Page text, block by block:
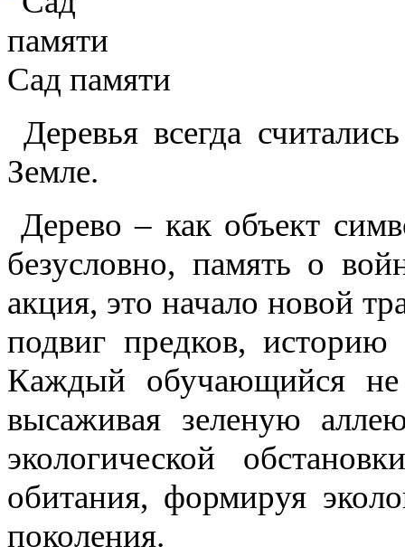
Сад памяти
Деревья всегда
Земле.
Дерево – как объект
безусловно, память о
акция, это начало новой
подвиг предков,
Каждый обучающийся не
высаживая зеленую
экологической
обитания, формируя
поколения.